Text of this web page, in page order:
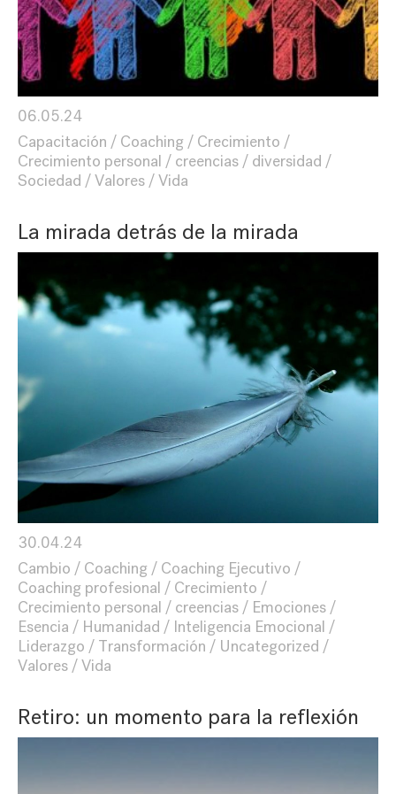
06.05.24
Capacitación
Coaching
Crecimiento
Crecimiento personal
creencias
diversidad
Sociedad
Valores Vida
La mirada detrás de la mirada
30.04.24
Cambio
Coaching
Coaching Ejecutivo
Coaching profesional
Crecimiento
Crecimiento personal
creencias
Emociones
Esencia
Humanidad
Inteligencia Emocional
Liderazgo
Transformación
Uncategorized
Valores
Vida
Retiro: un momento para la reflexión